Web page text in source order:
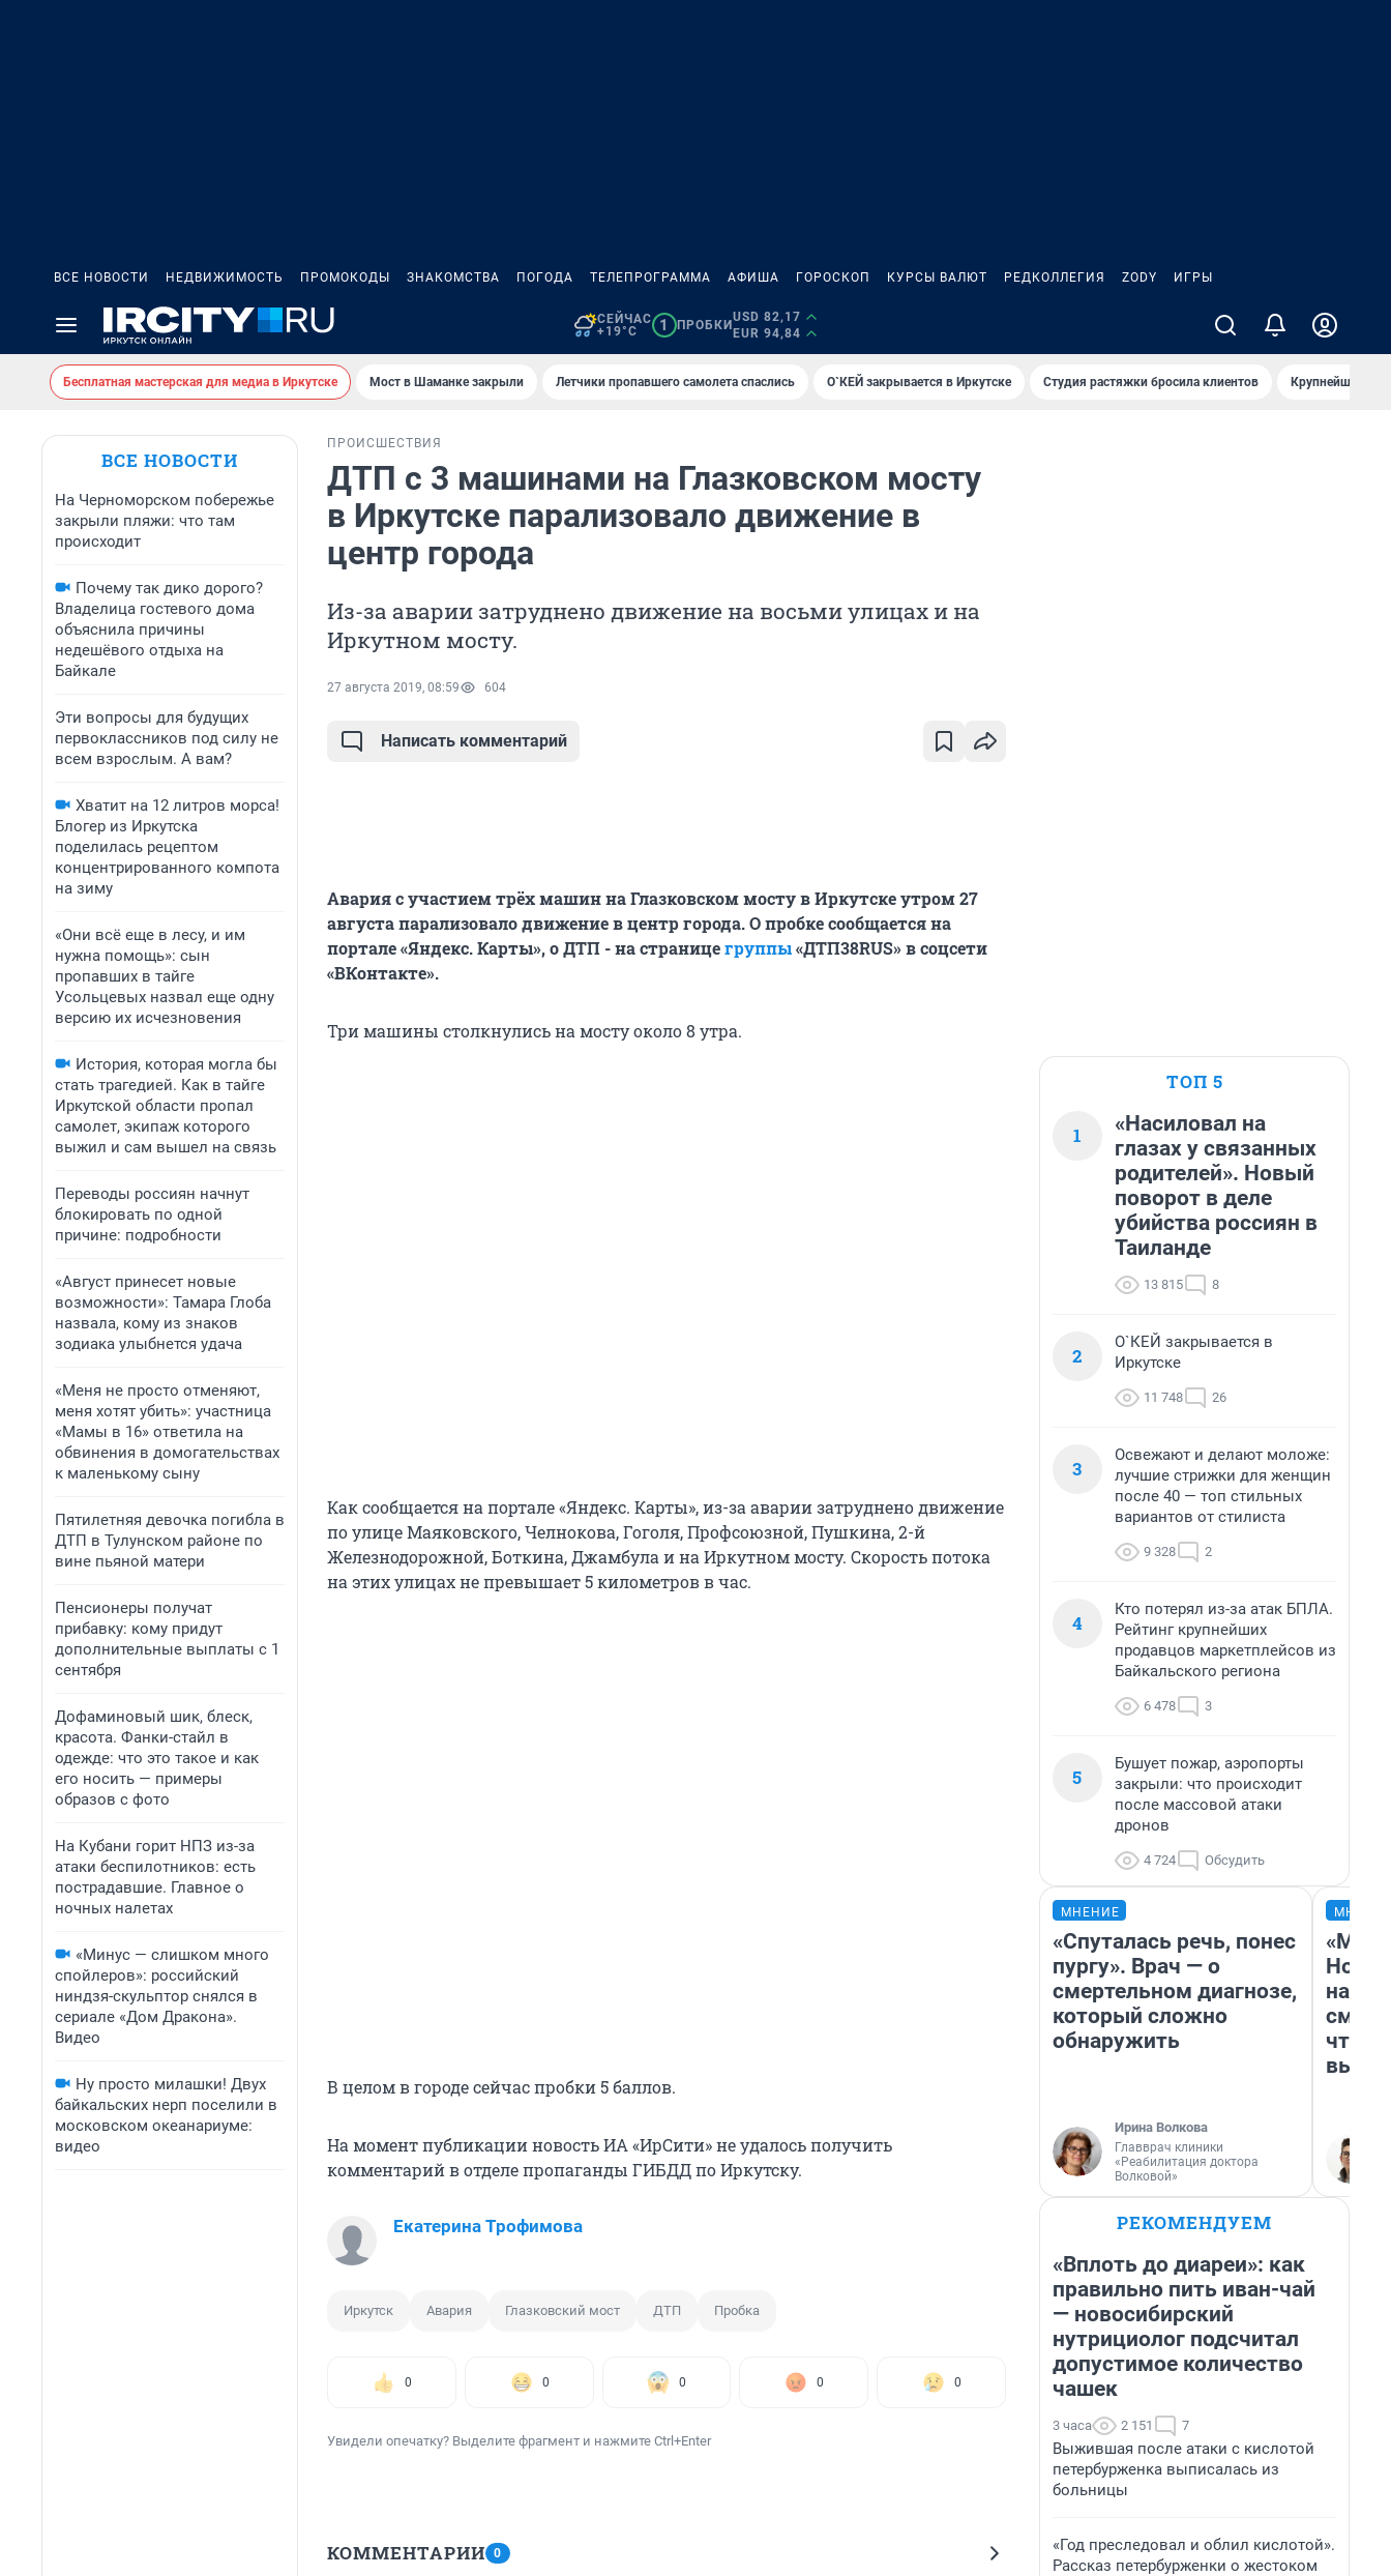
ВСЕ НОВОСТИ НЕДВИЖИМОСТЬ ПРОМОКОДЫ ЗНАКОМСТВА ПОГОДА ТЕЛЕПРОГРАММА АФИША ГОРОСКОП КУРСЫ ВАЛЮТ РЕДКОЛЛЕГИЯ ZODY ИГРЫ
СЕЙЧАС
+19°C
1 ПРОБКИ
USD 82,17
EUR 94,84
Бесплатная мастерская для медиа в Иркутске Мост в Шаманке закрыли Летчики пропавшего самолета спаслись О`КЕЙ закрывается в Иркутске Студия растяжки бросила клиентов Крупнейшие
ВСЕ НОВОСТИ
На Черноморском побережье
закрыли пляжи: что там
происходит
Почему так дико дорого?
Владелица гостевого дома
объяснила причины
недешёвого отдыха на
Байкале
Эти вопросы для будущих
первоклассников под силу не
всем взрослым. А вам?
Хватит на 12 литров морса!
Блогер из Иркутска
поделилась рецептом
концентрированного компота
на зиму
«Они всё еще в лесу, и им
нужна помощь»: сын
пропавших в тайге
Усольцевых назвал еще одну
версию их исчезновения
История, которая могла бы
стать трагедией. Как в тайге
Иркутской области пропал
самолет, экипаж которого
выжил и сам вышел на связь
Переводы россиян начнут
блокировать по одной
причине: подробности
«Август принесет новые
возможности»: Тамара Глоба
назвала, кому из знаков
зодиака улыбнется удача
«Меня не просто отменяют,
меня хотят убить»: участница
«Мамы в 16» ответила на
обвинения в домогательствах
к маленькому сыну
Пятилетняя девочка погибла в
ДТП в Тулунском районе по
вине пьяной матери
Пенсионеры получат
прибавку: кому придут
дополнительные выплаты с 1
сентября
Дофаминовый шик, блеск,
красота. Фанки-стайл в
одежде: что это такое и как
его носить — примеры
образов с фото
На Кубани горит НПЗ из-за
атаки беспилотников: есть
пострадавшие. Главное о
ночных налетах
«Минус — слишком много
спойлеров»: российский
ниндзя-скульптор снялся в
сериале «Дом Дракона».
Видео
Ну просто милашки! Двух
байкальских нерп поселили в
московском океанариуме:
видео
ПРОИСШЕСТВИЯ
ДТП с 3 машинами на Глазковском мосту
в Иркутске парализовало движение в
центр города
Из-за аварии затруднено движение на восьми улицах и на
Иркутном мосту.
27 августа 2019, 08:59 604
Написать комментарий
Авария с участием трёх машин на Глазковском мосту в Иркутске утром 27
августа парализовало движение в центр города. О пробке сообщается на
портале «Яндекс. Карты», о ДТП - на страницегруппы«ДТП38RUS» в соцсети
«ВКонтакте».
Три машины столкнулись на мосту около 8 утра.
Как сообщается на портале «Яндекс. Карты», из-за аварии затруднено движение
по улице Маяковского, Челнокова, Гоголя, Профсоюзной, Пушкина, 2-й
Железнодорожной, Боткина, Джамбула и на Иркутном мосту. Скорость потока
на этих улицах не превышает 5 километров в час.
В целом в городе сейчас пробки 5 баллов.
На момент публикации новость ИА «ИрСити» не удалось получить
комментарий в отделе пропаганды ГИБДД по Иркутску.
Екатерина Трофимова
Иркутск Авария Глазковский мост ДТП Пробка
0 0 0 0 0
Увидели опечатку? Выделите фрагмент и нажмите Ctrl+Enter
КОММЕНТАРИИ 0
ТОП 5
1
«Насиловал на
глазах у связанных
родителей». Новый
поворот в деле
убийства россиян в
Таиланде
13 815 8
2
О`КЕЙ закрывается в
Иркутске
11 748 26
3
Освежают и делают моложе:
лучшие стрижки для женщин
после 40 — топ стильных
вариантов от стилиста
9 328 2
4
Кто потерял из-за атак БПЛА.
Рейтинг крупнейших
продавцов маркетплейсов из
Байкальского региона
6 478 3
5
Бушует пожар, аэропорты
закрыли: что происходит
после массовой атаки
дронов
4 724 Обсудить
МНЕНИЕ
«Спуталась речь, понес
пургу». Врач — о
смертельном диагнозе,
который сложно
обнаружить
Ирина Волкова
Главврач клиники
«Реабилитация доктора
Волковой»
«Мы
РЕКОМЕНДУЕМ
«Вплоть до диареи»: как
правильно пить иван-чай
— новосибирский
нутрициолог подсчитал
допустимое количество
чашек
3 часа 2 151 7
Выжившая после атаки с кислотой
петербурженка выписалась из
больницы
«Год преследовал и облил кислотой».
Рассказ петербурженки о жестоком